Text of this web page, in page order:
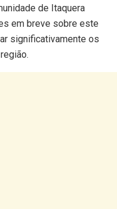
de Itaquera
em breve sobre este
significativamente os